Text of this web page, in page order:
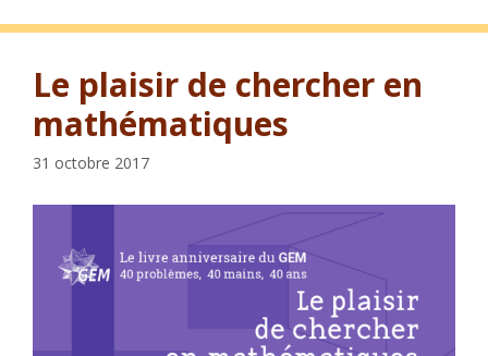
Le plaisir de chercher en
mathématiques
31 octobre 2017